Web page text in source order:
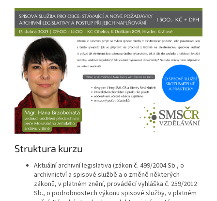
Struktura kurzu
Aktuální archivní legislativa (zákon č. 499/2004 Sb., o
archivnictví a spisové službě a o změně některých
zákonů, v platném znění, prováděcí vyhláška č. 259/2012
Sb., o podrobnostech výkonu spisové služby, v platném